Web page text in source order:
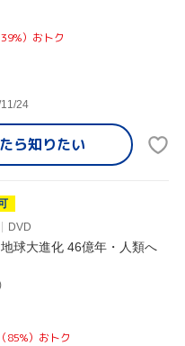
）おトク
24
ら知りたい
DVD
球大進化 46億年・人類へ
85%）おトク